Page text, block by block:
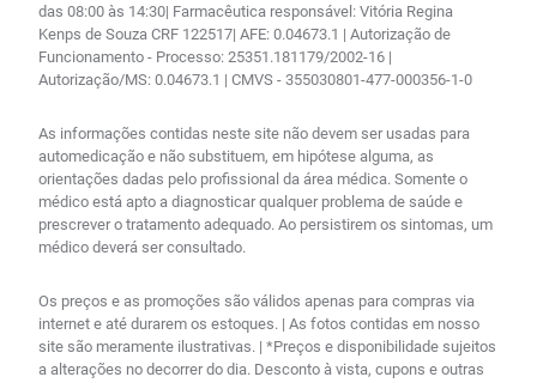
das 08:00 às 14:30| Farmacêutica responsável: Vitória Regina
Kenps de Souza CRF 122517| AFE: 0.04673.1 | Autorização de
Funcionamento - Processo: 25351.181179/2002-16 |
Autorização/MS: 0.04673.1 | CMVS - 355030801-477-000356-1-0
As informações contidas neste site não devem ser usadas para
automedicação e não substituem, em hipótese alguma, as
orientações dadas pelo profissional da área médica. Somente o
médico está apto a diagnosticar qualquer problema de saúde e
prescrever o tratamento adequado. Ao persistirem os sintomas, um
médico deverá ser consultado.
Os preços e as promoções são válidos apenas para compras via
internet e até durarem os estoques. | As fotos contidas em nosso
site são meramente ilustrativas. | *Preços e disponibilidade sujeitos
a alterações no decorrer do dia. Desconto à vista, cupons e outras